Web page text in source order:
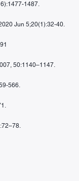
1487.
Jun 5;20(1):32-40.
50:1140–1147.
566.